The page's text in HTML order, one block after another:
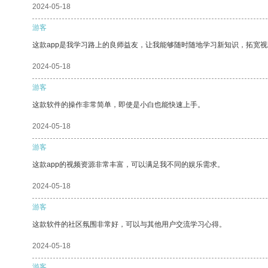
2024-05-18
游客
这款app是我学习路上的良师益友，让我能够随时随地学习新知识，拓宽
2024-05-18
游客
这款软件的操作非常简单，即使是小白也能快速上手。
2024-05-18
游客
这款app的视频资源非常丰富，可以满足我不同的娱乐需求。
2024-05-18
游客
这款软件的社区氛围非常好，可以与其他用户交流学习心得。
2024-05-18